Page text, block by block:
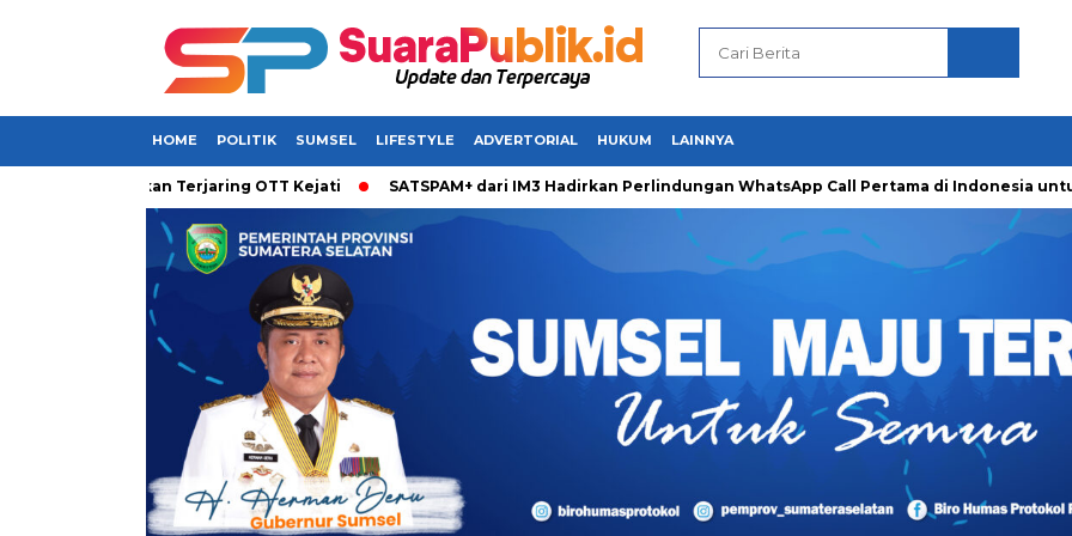
HOME POLITIK SUMSEL LIFESTYLE ADVERTORIAL HUKUM LAINNYA
Dikabarkan Terjaring OTT Kejati SATSPAM+ dari IM3 Hadirkan Perlindungan WhatsApp Call Pertama di Indonesia untuk